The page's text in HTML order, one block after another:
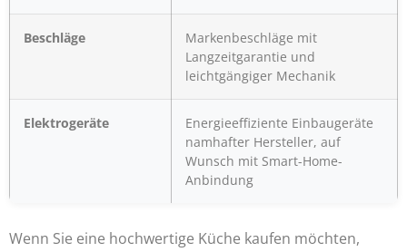
Beschläge
Markenbeschläge mit
Langzeitgarantie und
leichtgängiger Mechanik
Elektrogeräte
Energieeffiziente Einbaugeräte
namhafter Hersteller, auf
Wunsch mit Smart-Home-
Anbindung
Wenn Sie eine hochwertige Küche kaufen möchten,